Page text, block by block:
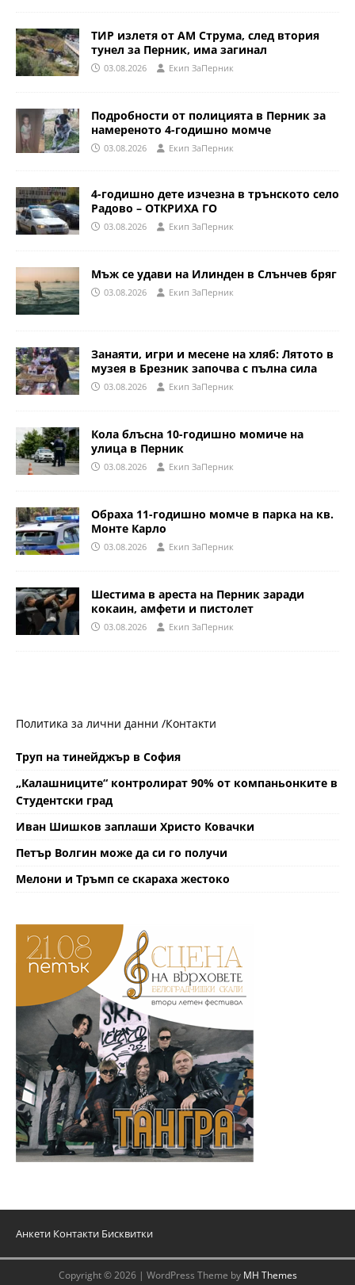
ТИР излетя от АМ Струма, след втория
тунел за Перник, има загинал
03.08.2026 Eкип ЗаПерник
Подробности от полицията в Перник за
намереното 4-годишно момче
03.08.2026 Eкип ЗаПерник
4-годишно дете изчезна в трънското село
Радово – ОТКРИХА ГО
03.08.2026 Eкип ЗаПерник
Мъж се удави на Илинден в Слънчев бряг
03.08.2026 Eкип ЗаПерник
Занаяти, игри и месене на хляб: Лятото в
музея в Брезник започва с пълна сила
03.08.2026 Eкип ЗаПерник
Кола блъсна 10-годишно момиче на
улица в Перник
03.08.2026 Eкип ЗаПерник
Обраха 11-годишно момче в парка на кв.
Монте Карло
03.08.2026 Eкип ЗаПерник
Шестима в ареста на Перник заради
кокаин, амфети и пистолет
03.08.2026 Eкип ЗаПерник
Политика за лични данни /Контакти
Труп на тинейджър в София
„Калашниците“ контролират 90% от компаньонките в
Студентски град
Иван Шишков заплаши Христо Ковачки
Петър Волгин може да си го получи
Мелони и Тръмп се скараха жестоко
Анкети Контакти Бисквитки
Copyright © 2026 | WordPress Theme by MH Themes